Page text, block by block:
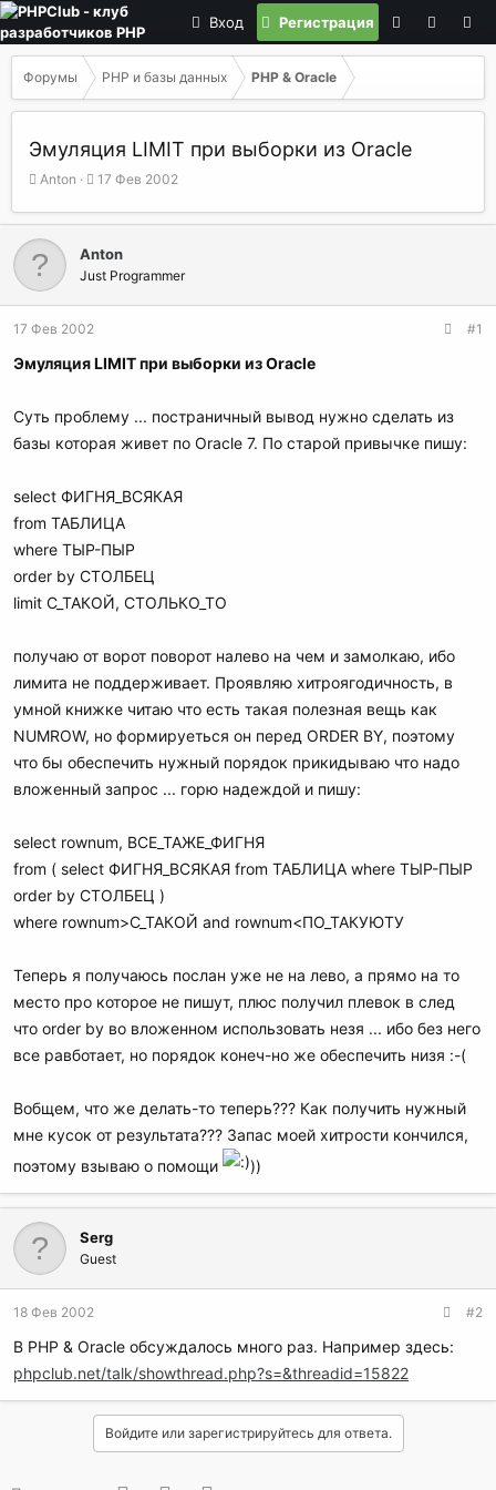
Вход Регистрация
Форумы PHP и базы данных PHP & Oracle
Эмуляция LIMIT при выборки из Oracle
А
т
о
р
т
ы
Anton
Д
т
н
а
а
17 Фев 2002
Anton
Just Programmer
17 Фев 2002 #1
Эмуляция LIMIT при выборки из Oracle
Суть проблему ... постраничный вывод нужно сделать из
базы которая живет по Oracle 7. По старой привычке пишу:
select ФИГНЯ_ВСЯКАЯ
from ТАБЛИЦА
where ТЫР-ПЫР
order by СТОЛБЕЦ
limit С_ТАКОЙ, СТОЛЬКО_ТО
получаю от ворот поворот налево на чем и замолкаю, ибо
лимита не поддерживает. Проявляю хитроягодичность, в
умной книжке читаю что есть такая полезная вещь как
NUMROW, но формируеться он перед ORDER BY, поэтому
что бы обеспечить нужный порядок прикидываю что надо
вложенный запрос ... горю надеждой и пишу:
select rownum, ВСЕ_ТАЖЕ_ФИГНЯ
from ( select ФИГНЯ_ВСЯКАЯ from ТАБЛИЦА where ТЫР-ПЫР
order by СТОЛБЕЦ )
where rownum>С_ТАКОЙ and rownum<ПО_ТАКУЮТУ
Теперь я получаюсь послан уже не на лево, а прямо на то
место про которое не пишут, плюс получил плевок в след
что order by во вложенном использовать незя ... ибо без него
все равботает, но порядок конеч-но же обеспечить низя :-(
Вобщем, что же делать-то теперь??? Как получить нужный
мне кусок от результата??? Запас моей хитрости кончился,
поэтому взываю о помощи
))
Serg
Guest
18 Фев 2002 #2
В PHP & Oracle обсуждалось много раз. Например здесь:
phpclub.net/talk/showthread.php?s=&threadid=15822
Войдите или зарегистрируйтесь для ответа.